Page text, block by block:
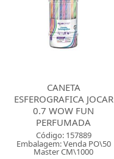
CANETA
ESFEROGRAFICA JOCAR
0.7 WOW FUN
PERFUMADA
Código: 157889
Embalagem: Venda PO\50
Master CM\1000